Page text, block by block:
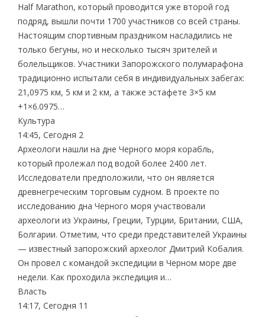
Half Marathon, который проводится уже второй год
подряд, вышли почти 1700 участников со всей страны.
Настоящим спортивным праздником насладились не
только бегуны, но и несколько тысяч зрителей и
болельщиков. Участники Запорожского полумарафона
традиционно испытали себя в индивидуальных забегах:
21,0975 км, 5 км и 2 км, а также эстафете 3×5 км
+1×6.0975…
Культура
14:45, Сегодня 2
Археологи нашли на дне Черного моря корабль,
который пролежал под водой более 2400 лет.
Исследователи предположили, что он является
древнегреческим торговым судном. В проекте по
исследованию дна Черного моря участвовали
археологи из Украины, Греции, Турции, Британии, США,
Болгарии. Отметим, что среди представителей Украины
— известный запорожский археолог Дмитрий Кобалия.
Он провел с командой экспедиции в Черном море две
недели. Как проходила экспедиция и…
Власть
14:17, Сегодня 11